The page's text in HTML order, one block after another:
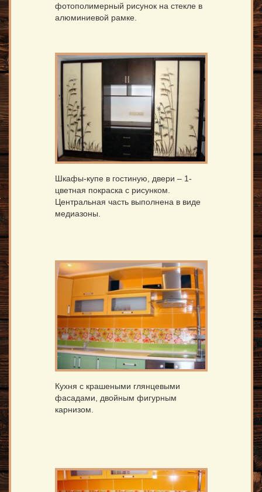
фотополимерный рисунок на стекле в
алюминиевой рамке.
Шкафы-купе в гостиную, двери – 1-
цветная покраска с рисунком.
Центральная часть выполнена в виде
медиазоны.
Кухня с крашеными глянцевыми
фасадами, двойным фигурным
карнизом.